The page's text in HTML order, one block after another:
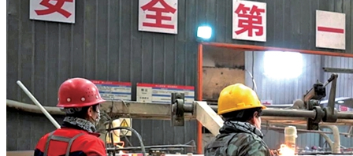
监测预测
经济监测分析
监测数据汇总
统计公报
高质量发展
水利
污染防治